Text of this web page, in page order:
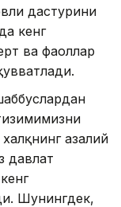
дастурини
кенг
ва фаоллар
азалий
давлат
Шунингдек,